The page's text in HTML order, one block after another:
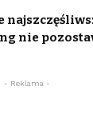
nie
- Reklama -